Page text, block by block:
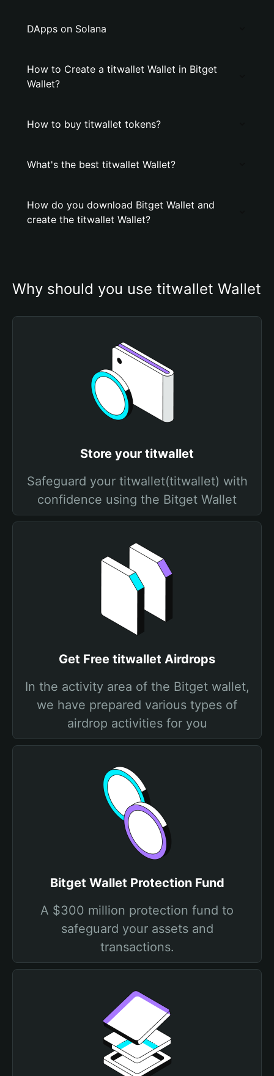
DApps on Solana
How to Create a titwallet Wallet in Bitget
Wallet?
How to buy titwallet tokens?
What's the best titwallet Wallet?
How do you download Bitget Wallet and
create the titwallet Wallet?
Why should you use titwallet Wallet
Store your titwallet
Safeguard your titwallet(titwallet) with
confidence using the Bitget Wallet
Get Free titwallet Airdrops
In the activity area of the Bitget wallet,
we have prepared various types of
airdrop activities for you
Bitget Wallet Protection Fund
A $300 million protection fund to
safeguard your assets and
transactions.